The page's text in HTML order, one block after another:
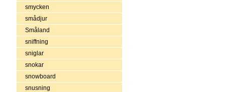
smycken
smådjur
Småland
sniffning
sniglar
snokar
snowboard
snusning